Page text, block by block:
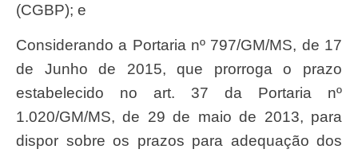
(CGBP); e
Considerando a Portaria nº 797/GM/MS, de 17
de Junho de 2015, que prorroga o prazo
estabelecido no art. 37 da Portaria nº
1.020/GM/MS, de 29 de maio de 2013, para
dispor sobre os prazos para adequação dos